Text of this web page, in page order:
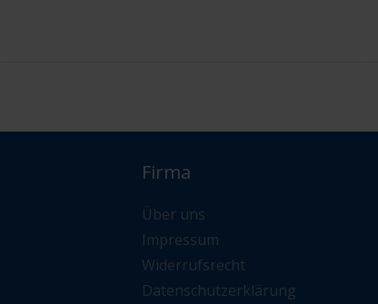
Firma
Über uns
Impressum
Widerrufsrecht
Datenschutzerklärung